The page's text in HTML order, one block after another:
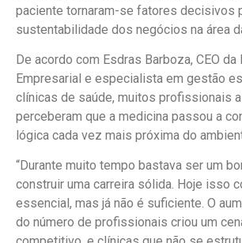
paciente tornaram-se fatores decisivos
sustentabilidade dos negócios na área
De acordo com Esdras Barboza, CEO da
Empresarial e especialista em gestão
clínicas de saúde, muitos profissionais
perceberam que a medicina passou a
lógica cada vez mais próxima do
“Durante muito tempo bastava ser um
construir uma carreira sólida. Hoje isso
essencial, mas já não é suficiente. O
do número de profissionais criou um